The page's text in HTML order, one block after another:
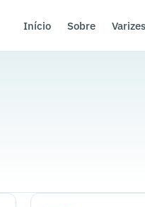
Início Sobre Varizes